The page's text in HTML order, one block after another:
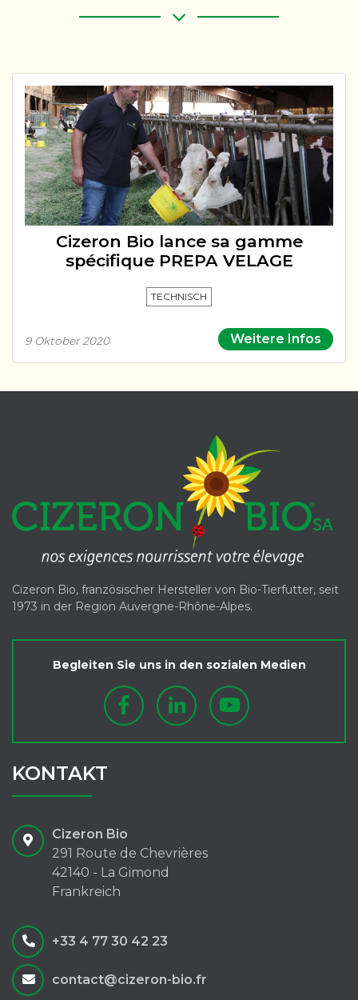
Cizeron Bio lance sa gamme
spécifique PREPA VELAGE
TECHNISCH
9 Oktober 2020 Weitere Infos
Cizeron Bio, französischer Hersteller von Bio-Tierfutter, seit
1973 in der Region Auvergne-Rhône-Alpes.
Begleiten Sie uns in den sozialen Medien
KONTAKT
Cizeron Bio
291 Route de Chevrières
42140 - La Gimond
Frankreich
+33 4 77 30 42 23
contact@cizeron-bio.fr